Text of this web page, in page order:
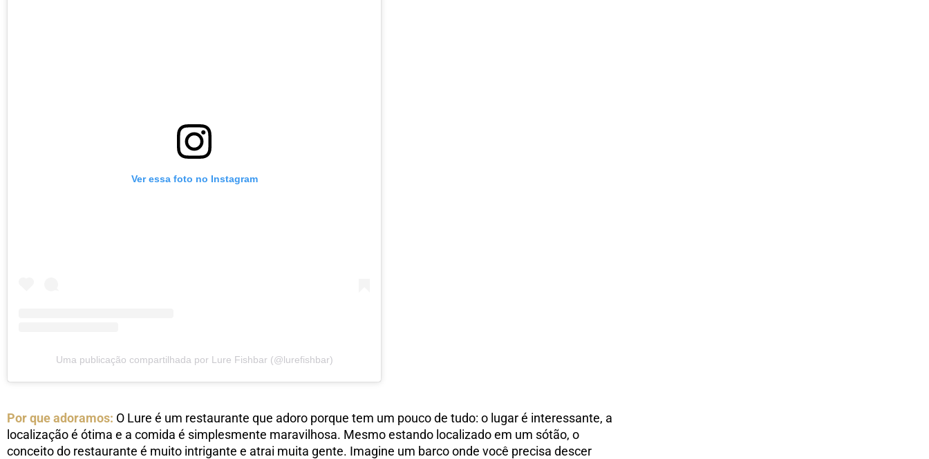
Ver essa foto no Instagram
Uma publicação compartilhada por Lure Fishbar (@lurefishbar)
Por que adoramos: O Lure é um restaurante que adoro porque tem um pouco de tudo: o lugar é interessante, a
localização é ótima e a comida é simplesmente maravilhosa. Mesmo estando localizado em um sótão, o
conceito do restaurante é muito intrigante e atrai muita gente. Imagine um barco onde você precisa descer